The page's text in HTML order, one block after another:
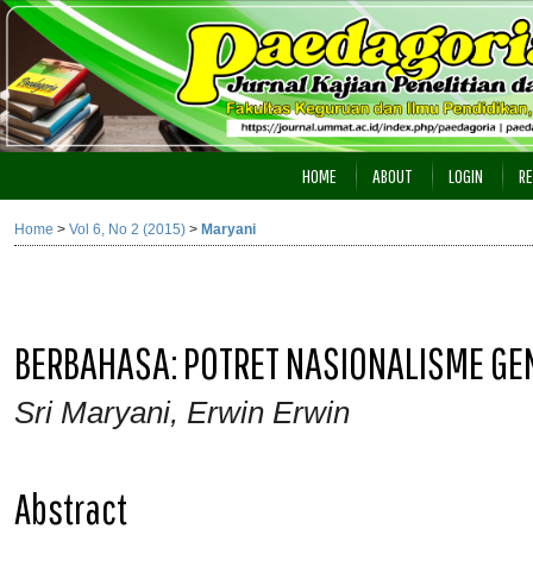
HOME ABOUT LOGIN
Home > Vol 6, No 2 (2015) > Maryani
BERBAHASA: POTRET NASIONALISME
Sri Maryani, Erwin Erwin
Abstract